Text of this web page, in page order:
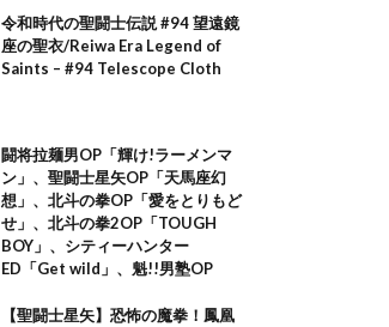
令和時代の聖闘士伝説 #94 望遠鏡
座の聖衣/Reiwa Era Legend of
Saints – #94 Telescope Cloth
闘将拉麺男OP「輝け!ラーメンマ
ン」、聖闘士星矢OP「天馬座幻
想」、北斗の拳OP「愛をとりもど
せ」、北斗の拳2OP「TOUGH
BOY」、シティーハンター
ED「Get wild」、魁!!男塾OP
【聖闘士星矢】恐怖の魔拳！鳳凰